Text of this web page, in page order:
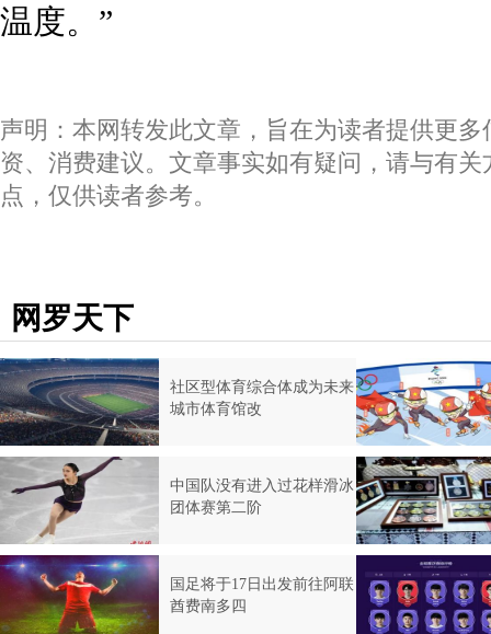
温度。”
声明：本网转发此文章，旨在为读者提供更
资、消费建议。文章事实如有疑问，请与有
点，仅供读者参考。
网罗天下
社区型体育综合体成为未来
城市体育馆改
中国队没有进入过花样滑冰
团体赛第二阶
国足将于17日出发前往阿联
酋费南多四